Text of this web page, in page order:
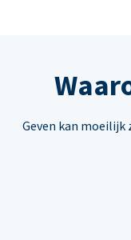
Geven kan